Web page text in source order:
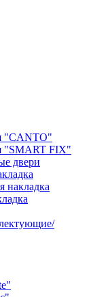
"CANTO"
"SMART FIX"
двери
накладка